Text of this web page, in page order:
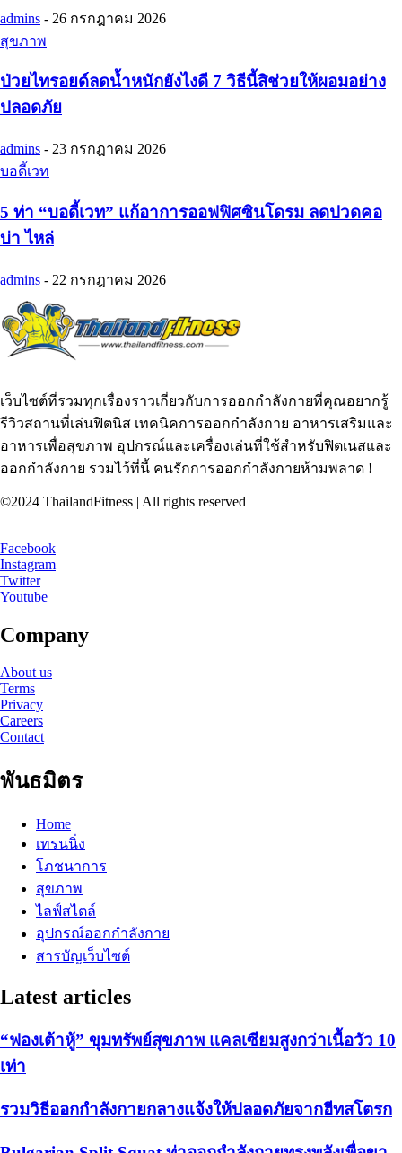
admins - 26 กรกฎาคม 2026
สุขภาพ
ป่วยไทรอยด์ลดน้ำหนักยังไงดี 7 วิธีนี้สิช่วยให้ผอมอย่าง
ปลอดภัย
admins - 23 กรกฎาคม 2026
บอดี้เวท
5 ท่า “บอดี้เวท” แก้อาการออฟฟิศซินโดรม ลดปวดคอ
บ่า ไหล่
admins - 22 กรกฎาคม 2026
เว็บไซต์ที่รวมทุกเรื่องราวเกี่ยวกับการออกกำลังกายที่คุณอยากรู้
รีวิวสถานที่เล่นฟิตนิส เทคนิคการออกกำลังกาย อาหารเสริมและ
อาหารเพื่อสุขภาพ อุปกรณ์และเครื่องเล่นที่ใช้สำหรับฟิตเนสและ
ออกกำลังกาย รวมไว้ที่นี้ คนรักการออกกำลังกายห้ามพลาด !
©2024 ThailandFitness | All rights reserved
Facebook
Instagram
Twitter
Youtube
Company
About us
Terms
Privacy
Careers
Contact
พันธมิตร
Home
เทรนนิ่ง
โภชนาการ
สุขภาพ
ไลฟ์สไตล์
อุปกรณ์ออกกำลังกาย
สารบัญเว็บไซต์
Latest articles
“ฟองเต้าหู้” ขุมทรัพย์สุขภาพ แคลเซียมสูงกว่าเนื้อวัว 10
เท่า
รวมวิธีออกกำลังกายกลางแจ้งให้ปลอดภัยจากฮีทสโตรก